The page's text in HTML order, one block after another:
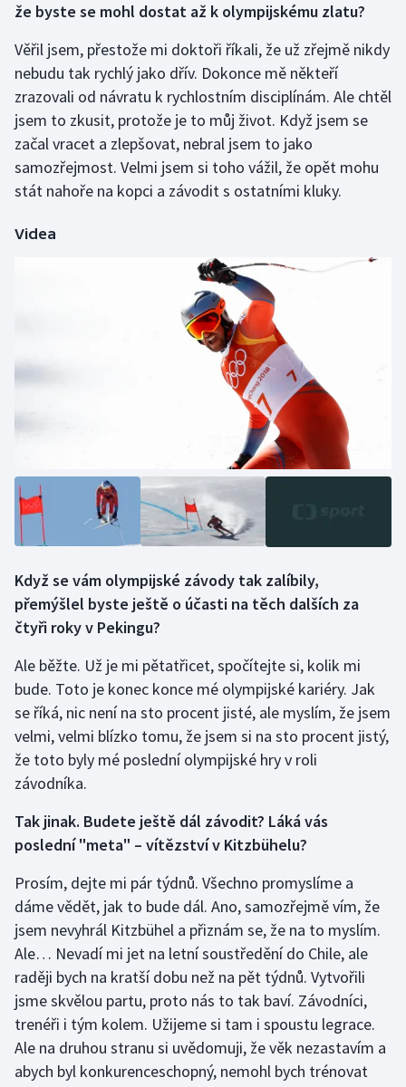
Vodní slalom
Volejbal
Ostatní
že byste se mohl dostat až k olympijskému zlatu?
Věřil jsem, přestože mi doktoři říkali, že už zřejmě nikdy
nebudu tak rychlý jako dřív. Dokonce mě někteří
zrazovali od návratu k rychlostním disciplínám. Ale chtěl
jsem to zkusit, protože je to můj život. Když jsem se
začal vracet a zlepšovat, nebral jsem to jako
samozřejmost. Velmi jsem si toho vážil, že opět mohu
stát nahoře na kopci a závodit s ostatními kluky.
Videa
Když se vám olympijské závody tak zalíbily,
přemýšlel byste ještě o účasti na těch dalších za
čtyři roky v Pekingu?
Ale běžte. Už je mi pětatřicet, spočítejte si, kolik mi
bude. Toto je konec konce mé olympijské kariéry. Jak
se říká, nic není na sto procent jisté, ale myslím, že jsem
velmi, velmi blízko tomu, že jsem si na sto procent jistý,
že toto byly mé poslední olympijské hry v roli
závodníka.
Tak jinak. Budete ještě dál závodit? Láká vás
poslední "meta" – vítězství v Kitzbühelu?
Prosím, dejte mi pár týdnů. Všechno promyslíme a
dáme vědět, jak to bude dál. Ano, samozřejmě vím, že
jsem nevyhrál Kitzbühel a přiznám se, že na to myslím.
Ale… Nevadí mi jet na letní soustředění do Chile, ale
raději bych na kratší dobu než na pět týdnů. Vytvořili
jsme skvělou partu, proto nás to tak baví. Závodníci,
trenéři i tým kolem. Užijeme si tam i spoustu legrace.
Ale na druhou stranu si uvědomuji, že věk nezastavím a
abych byl konkurenceschopný, nemohl bych trénovat